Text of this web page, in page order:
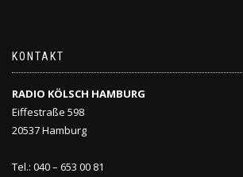
KONTAKT
RADIO KÖLSCH HAMBURG
Eiffestraße 598
20537 Hamburg
Tel.: 040 – 653 00 81